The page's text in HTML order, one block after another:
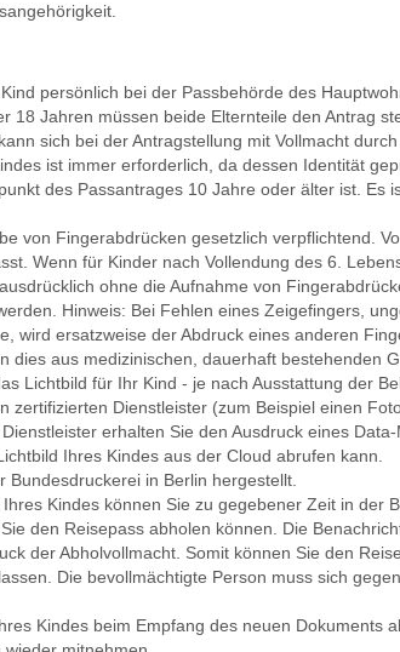
persönlich bei der Passbehörde des
18 Jahren müssen beide Elternteile den Antrag
sich bei der Antragstellung mit Vollmacht
ist immer erforderlich, da dessen Identität
des Passantrages 10 Jahre oder älter ist. Es
von Fingerabdrücken gesetzlich verpflichtend.
Wenn für Kinder nach Vollendung des 6.
ohne die Aufnahme von
. Hinweis: Bei Fehlen eines Zeigefingers,
wird ersatzweise der Abdruck eines anderen
dies aus medizinischen, dauerhaft bestehenden
Lichtbild für Ihr Kind - je nach Ausstattung der
zertifizierten Dienstleister (zum Beispiel einen
erhalten Sie den Ausdruck eines
Ihres Kindes aus der Cloud abrufen kann.
Bundesdruckerei in Berlin hergestellt.
Kindes können Sie zu gegebener Zeit in der
den Reisepass abholen können. Die
der Abholvollmacht. Somit können Sie den
Die bevollmächtigte Person muss sich
Kindes beim Empfang des neuen Dokuments